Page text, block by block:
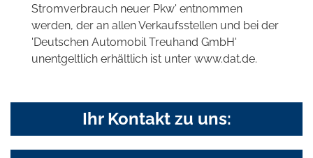
Stromverbrauch neuer Pkw' entnommen
werden, der an allen Verkaufsstellen und bei der
'Deutschen Automobil Treuhand GmbH'
unentgeltlich erhältlich ist unter www.dat.de.
Ihr Kontakt zu uns: